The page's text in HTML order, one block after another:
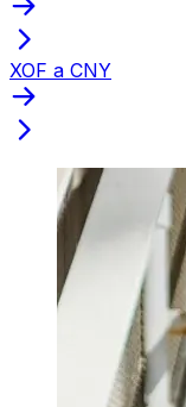
XOF a CNY